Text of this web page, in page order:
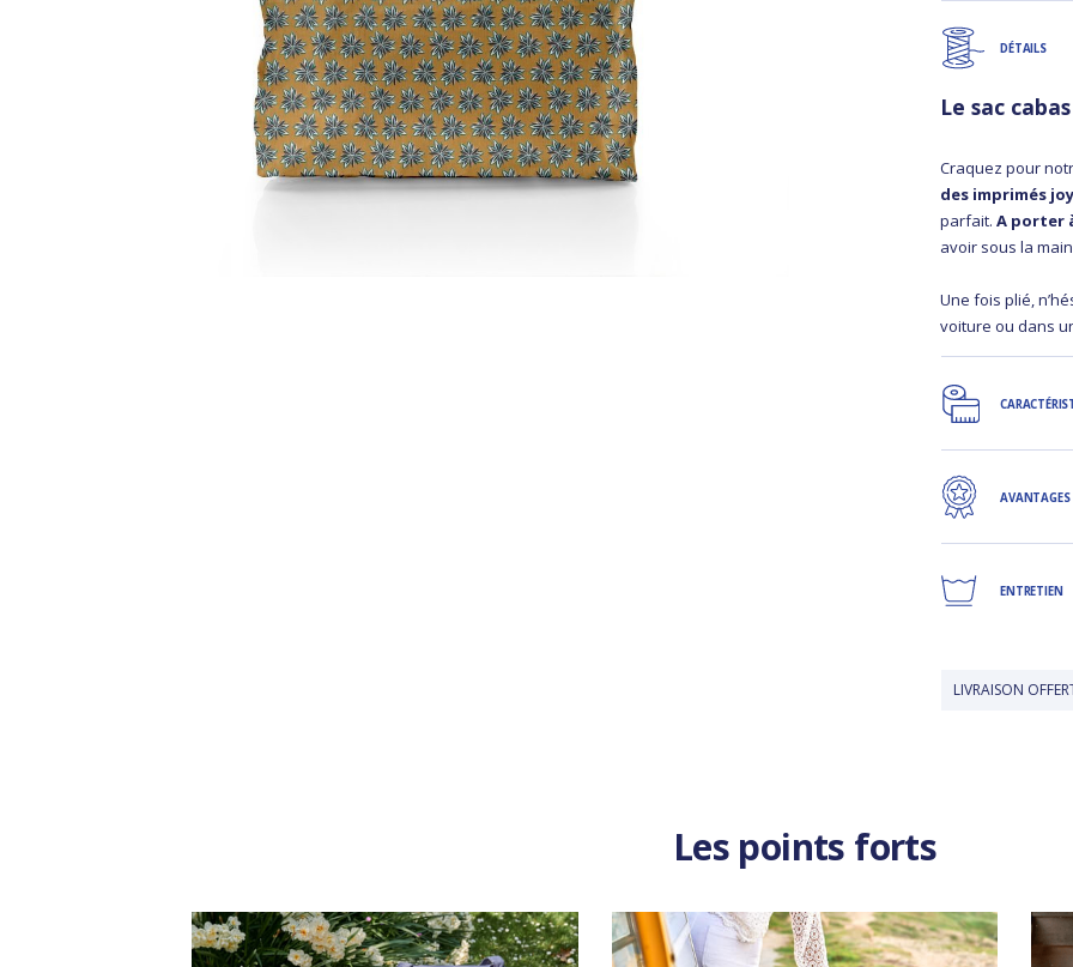
DÉTAILS
Le sac
Craquez pour
des imprimés
parfait.A porter
avoir sous la
Une fois plié,
voiture ou dans
AVANTAGES
ENTRETIEN
LIVRAISON OFFERTE EN
Les points forts